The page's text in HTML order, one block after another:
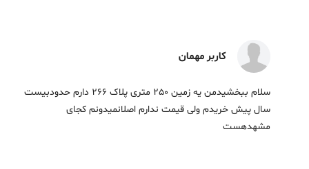
کاربر مهمان
سلام ببخشیدمن یه زمین 250 متری پلاک 266 دارم حدودبیست
سال پیش خریدم ولی قیمت ندارم اصلانمیدونم کجای
مشهدهست